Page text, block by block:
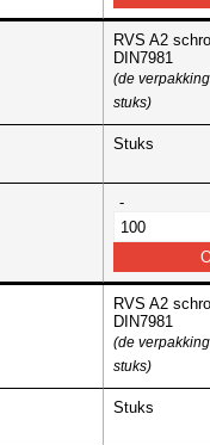
RVS A2
DIN7981
(de
stuks)
Stuks
-
RVS A2
DIN7981
(de
stuks)
Stuks